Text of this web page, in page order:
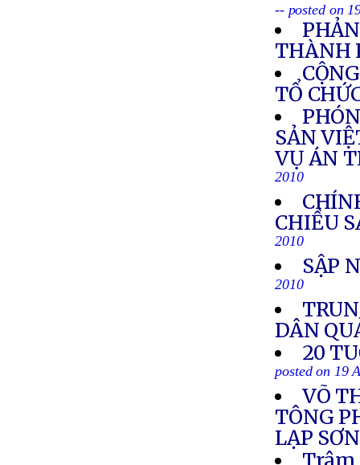
-- posted on
THÀNH
TỔ
SẢN
VỤ ÁN
2010
CHIỀU
2010
SẬP
2010
DÂN
20
posted on 19
VÕ
TÔNG
LẠP SƠN